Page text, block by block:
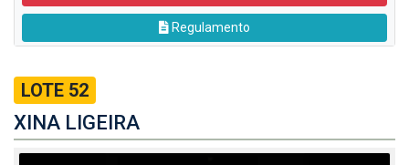
Regulamento
LOTE 52
XINA LIGEIRA